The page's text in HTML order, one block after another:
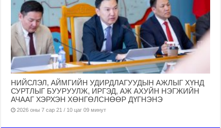
НИЙСЛЭЛ, АЙМГИЙН УДИРДЛАГУУДЫН АЖЛЫГ ХҮНД
СУРТЛЫГ БУУРУУЛЖ, ИРГЭД, АЖ АХУЙН НЭГЖИЙН
АЧААГ ХЭРХЭН ХӨНГӨЛСНӨӨР ДҮГНЭНЭ
2026 оны 7 сар 21 / 10 цаг 09 минут